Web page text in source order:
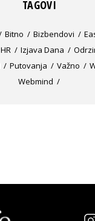
TAGOVI
Bitno Bizbendovi
HR Izjava Dana
Putovanja Važno
Webmind